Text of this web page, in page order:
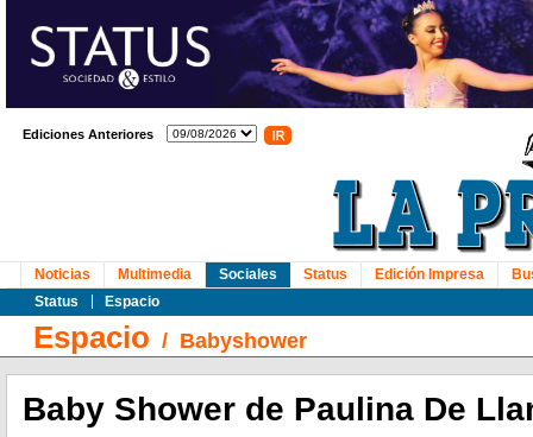
Ediciones Anteriores
Noticias Multimedia
Sociales
Status
Espacio
Status Edición Impresa
Espacio / Babyshower
Baby Shower de Paulina De